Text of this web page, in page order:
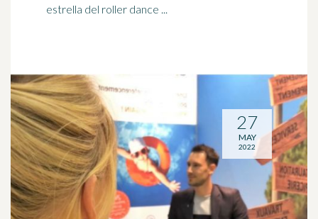
estrella del roller dance ...
27
MAY
2022